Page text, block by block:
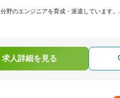
野のエンジニアを育成・派遣しています。...
求人詳細を見る